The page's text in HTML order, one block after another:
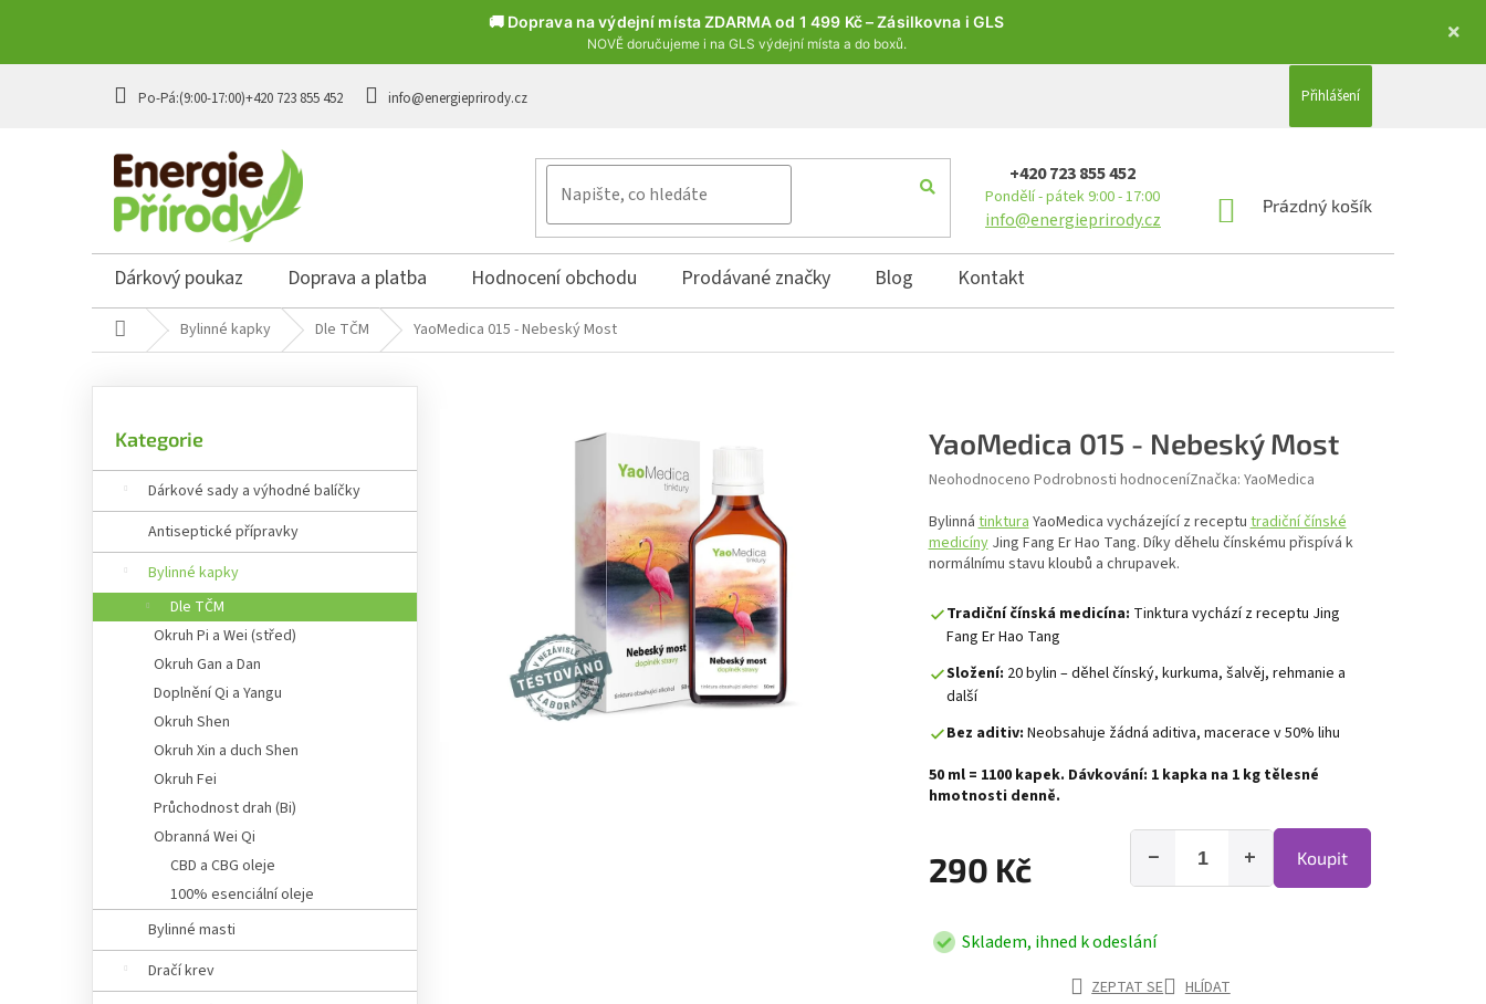
🚚 Doprava na výdejní místa ZDARMA od 1 499 Kč – Zásilkovna i GLS
NOVĚ doručujeme i na GLS výdejní místa a do boxů.
+420 723 855 452 info@energieprirody.cz Přihlášení
+420 723 855 452
Pondělí - pátek 9:00 - 17:00
info@energieprirody.cz
NÁKUPNÍ KOŠÍK
Prázdný košík
Dárkový poukaz Doprava a platba Hodnocení obchodu Prodávané značky Blog Kontakt
Domů Bylinné kapky Dle TČM YaoMedica 015 - Nebeský Most
Kategorie
Dárkové sady a výhodné balíčky
Antiseptické přípravky
Bylinné kapky
Dle TČM
Okruh Pi a Wei (střed)
Okruh Gan a Dan
Doplnění Qi a Yangu
Okruh Shen
Okruh Xin a duch Shen
Okruh Fei
Průchodnost drah (Bi)
Obranná Wei Qi
CBD a CBG oleje
100% esenciální oleje
Bylinné masti
Dračí krev
YaoMedica 015 - Nebeský Most
Průměrné hodnocení produktu je 0,0 z 5 hvězdiček.
Neohodnoceno Podrobnosti hodnoceníZnačka: YaoMedica
BylinnátinkturaYaoMedica vycházející z receptutradiční čínské
medicínyJing Fang Er Hao Tang. Díky děhelu čínskému přispívá k
normálnímu stavu kloubů a chrupavek.
Tradiční čínská medicína: Tinktura vychází z receptu Jing
Fang Er Hao Tang
Složení: 20 bylin – děhel čínský, kurkuma, šalvěj, rehmanie a
další
Bez aditiv: Neobsahuje žádná aditiva, macerace v 50% lihu
50 ml = 1100 kapek. Dávkování: 1 kapka na 1 kg tělesné
hmotnosti denně.
290 Kč +
− Koupit
Skladem, ihned k odeslání
ZEPTAT SE HLÍDAT